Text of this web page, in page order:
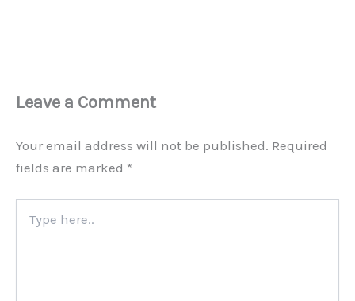
Leave a Comment
Your email address will not be published. Required
fields are marked *
here..